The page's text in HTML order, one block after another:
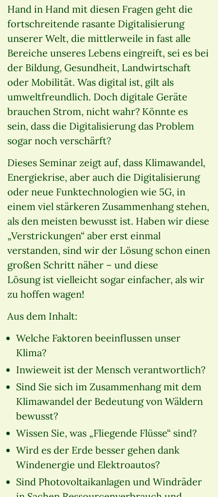
Hand in Hand mit diesen Fragen geht die
fortschreitende rasante Digitalisierung
unserer Welt, die mittlerweile in fast alle
Bereiche unseres Lebens eingreift, sei es bei
der Bildung, Gesundheit, Landwirtschaft
oder Mobilität. Was digital ist, gilt als
umweltfreundlich. Doch digitale Geräte
brauchen Strom, nicht wahr? Könnte es
sein, dass die Digitalisierung das Problem
sogar noch verschärft?
Dieses Seminar zeigt auf, dass Klimawandel,
Energiekrise, aber auch die Digitalisierung
oder neue Funktechnologien wie 5G, in
einem viel stärkeren Zusammenhang stehen,
als den meisten bewusst ist. Haben wir diese
„Verstrickungen“ aber erst einmal
verstanden, sind wir der Lösung schon einen
großen Schritt näher – und diese
Lösung ist vielleicht sogar einfacher, als wir
zu hoffen wagen!
Aus dem Inhalt:
Welche Faktoren beeinflussen unser
Klima?
Inwieweit ist der Mensch verantwortlich?
Sind Sie sich im Zusammenhang mit dem
Klimawandel der Bedeutung von Wäldern
bewusst?
Wissen Sie, was „Fliegende Flüsse“ sind?
Wird es der Erde besser gehen dank
Windenergie und Elektroautos?
Sind Photovoltaikanlagen und Windräder